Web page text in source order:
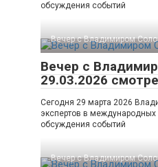
обсуждения событий
Вечер с Владимиром
Вечер с
29.03.2026
Сегодня 29 марта 2026
экспертов в
обсуждения событий
Вечер с Владимиром